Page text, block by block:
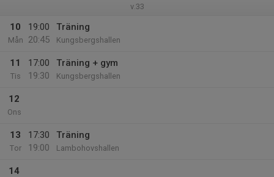
v.33
10
Mån
19:00
20:45
Träning
Kungsbergshallen
11
Tis
17:00
19:30
Träning + gym
Kungsbergshallen
12
Ons
13
Tor
17:30
19:00
Träning
Lambohovshallen
14